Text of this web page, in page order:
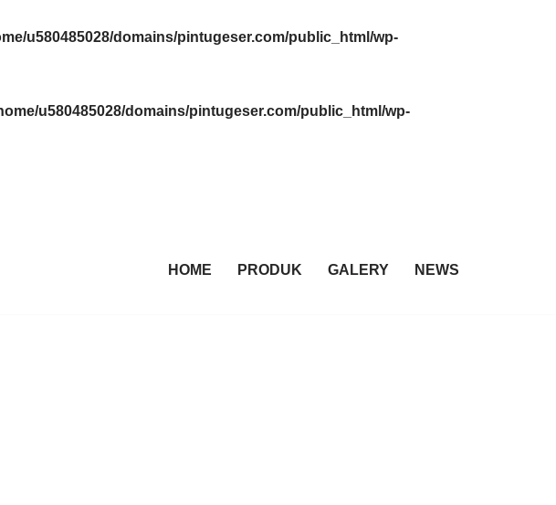
u580485028/domains/pintugeser.com/public_html/wp-
u580485028/domains/pintugeser.com/public_html/wp-
HOME PRODUK GALERY NEWS